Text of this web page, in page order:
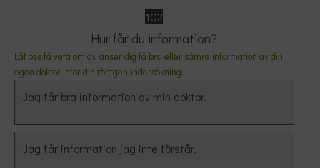
102
Hur får du information?
Låt oss få veta om du anser dig få bra eller sämre information av din
egen doktor inför din röntgenundersökning.
Jag får bra information av min doktor.
Jag får information jag inte förstår.